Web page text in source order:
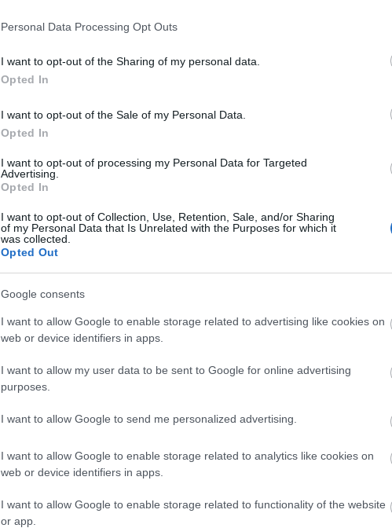
Personal Data Processing Opt Outs
I want to opt-out of the Sharing of my personal data.
Opted In
I want to opt-out of the Sale of my Personal Data.
Opted In
I want to opt-out of processing my Personal Data for Targeted
Advertising.
Opted In
I want to opt-out of Collection, Use, Retention, Sale, and/or Sharing
of my Personal Data that Is Unrelated with the Purposes for which it
was collected.
Opted Out
Google consents
I want to allow Google to enable storage related to advertising like cookies on
web or device identifiers in apps.
I want to allow my user data to be sent to Google for online advertising
purposes.
I want to allow Google to send me personalized advertising.
I want to allow Google to enable storage related to analytics like cookies on
web or device identifiers in apps.
I want to allow Google to enable storage related to functionality of the website
or app.
A LEGÚJABB BEJEGYZÉSEK
A posztmodern bűvészdobozBalla D Károj
rejt, addig a...
Sült csirkecombos tésztaA csirkés ételek
szeretik és egyben egészséges ételnek is
számít. Egy idő után azonban unalmassá tud
hogy ne legyen...